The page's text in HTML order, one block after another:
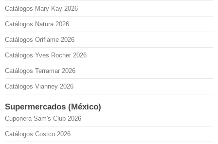
Catálogos Mary Kay 2026
Catálogos Natura 2026
Catálogos Oriflame 2026
Catálogos Yves Rocher 2026
Catálogos Terramar 2026
Catálogos Vianney 2026
Supermercados (México)
Cuponera Sam's Club 2026
Catálogos Costco 2026